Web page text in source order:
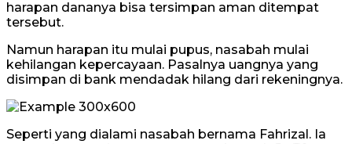
harapan dananya bisa tersimpan aman ditempat
tersebut.
Namun harapan itu mulai pupus, nasabah mulai
kehilangan kepercayaan. Pasalnya uangnya yang
disimpan di bank mendadak hilang dari rekeningnya.
Seperti yang dialami nasabah bernama Fahrizal. Ia